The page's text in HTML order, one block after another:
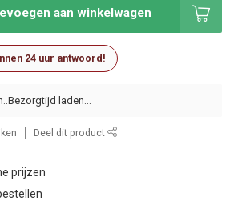
aan winkelwagen
24 uur antwoord!
Deel dit product
prijzen